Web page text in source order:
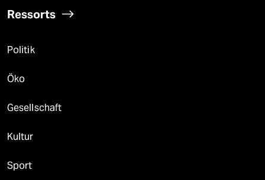
Ressorts
Politik
Öko
Gesellschaft
Kultur
Sport